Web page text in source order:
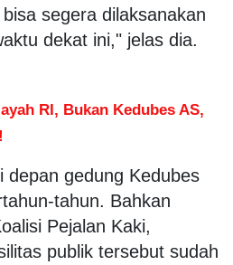
segera dilaksanakan
dekat ini," jelas dia.
RI, Bukan Kedubes AS,
depan gedung Kedubes
tahun. Bahkan
Pejalan Kaki,
publik tersebut sudah